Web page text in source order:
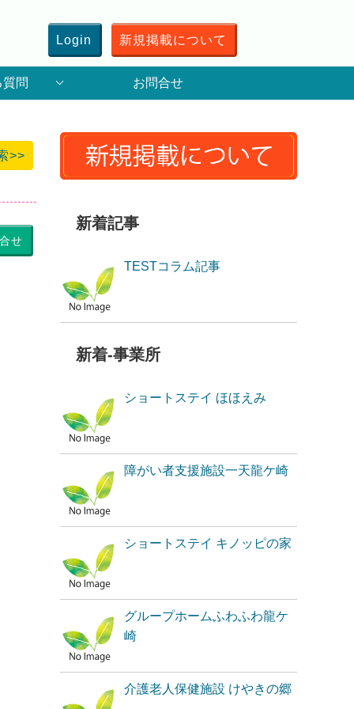
Login 新規掲載について
問 お問合せ
>>
せ
新着記事
TESTコラム記事
新着-事業所
ショートステイ ほほえみ
障がい者支援施設一天龍ケ崎
ショートステイ キノッピの家
グループホームふわふわ龍ケ
崎
介護老人保健施設 けやきの郷